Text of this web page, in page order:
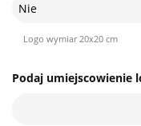
Nie
Logo wymiar 20x20 cm
Podaj umiejscowienie